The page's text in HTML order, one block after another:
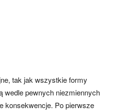
tak jak wszystkie formy
wedle pewnych niezmiennych
konsekwencje. Po pierwsze